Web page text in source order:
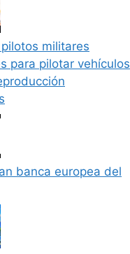
militares
para pilotar vehículos
banca europea del